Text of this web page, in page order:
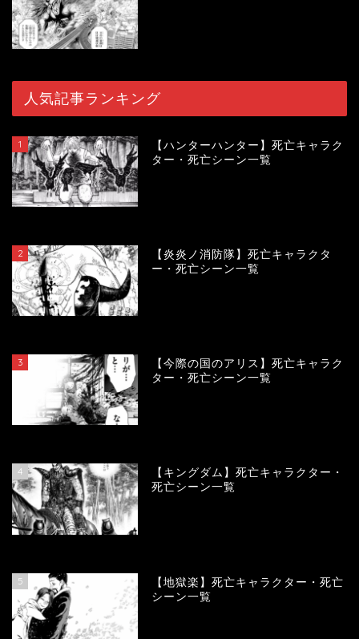
人気記事ランキング
1
【ハンターハンター】死亡キャラク
ター・死亡シーン一覧
2
【炎炎ノ消防隊】死亡キャラクタ
ー・死亡シーン一覧
3
【今際の国のアリス】死亡キャラク
ター・死亡シーン一覧
4
【キングダム】死亡キャラクター・
死亡シーン一覧
5
【地獄楽】死亡キャラクター・死亡
シーン一覧